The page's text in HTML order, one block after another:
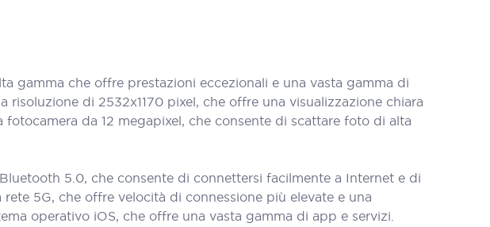
gamma che offre prestazioni eccezionali e una vasta gamma di
di 2532x1170 pixel, che offre una visualizzazione chiara
da 12 megapixel, che consente di scattare foto di alta
5.0, che consente di connettersi facilmente a Internet e di
5G, che offre velocità di connessione più elevate e una
operativo iOS, che offre una vasta gamma di app e servizi.